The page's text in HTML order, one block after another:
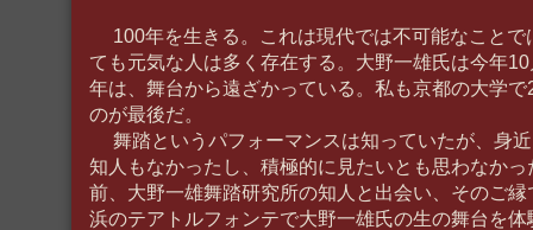
100年を生きる。これは現代では不可能なことで
ても元気な人は多く存在する。大野一雄氏は今年
年は、舞台から遠ざかっている。私も京都の大学
のが最後だ。
舞踏というパフォーマンスは知っていたが、身
知人もなかったし、積極的に見たいとも思わなか
前、大野一雄舞踏研究所の知人と出会い、そのご
浜のテアトルフォンテで大野一雄氏の生の舞台を